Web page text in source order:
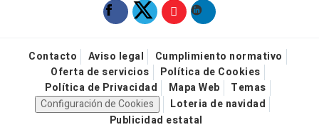
Contacto Aviso legal
Cumplimiento normativo
Oferta de servicios
Política de Cookies
Política de Privacidad
Mapa Web
Temas
Configuración de Cookies
Loteria de navidad
Publicidad estatal